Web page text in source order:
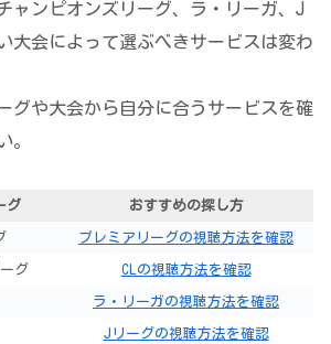
ャンピオンズリーグ、ラ・リーガ、J
大会によって選ぶべきサービスは変わ
グや大会から自分に合うサービスを確
。
グ おすすめの探し方
プレミアリーグの視聴方法を確認
グ CLの視聴方法を確認
ラ・リーガの視聴方法を確認
Jリーグの視聴方法を確認